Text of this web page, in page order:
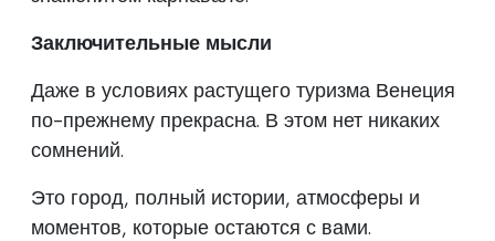
Заключительные мысли
Даже в условиях растущего туризма Венеция
по-прежнему прекрасна. В этом нет никаких
сомнений.
Это город, полный истории, атмосферы и
моментов, которые остаются с вами.